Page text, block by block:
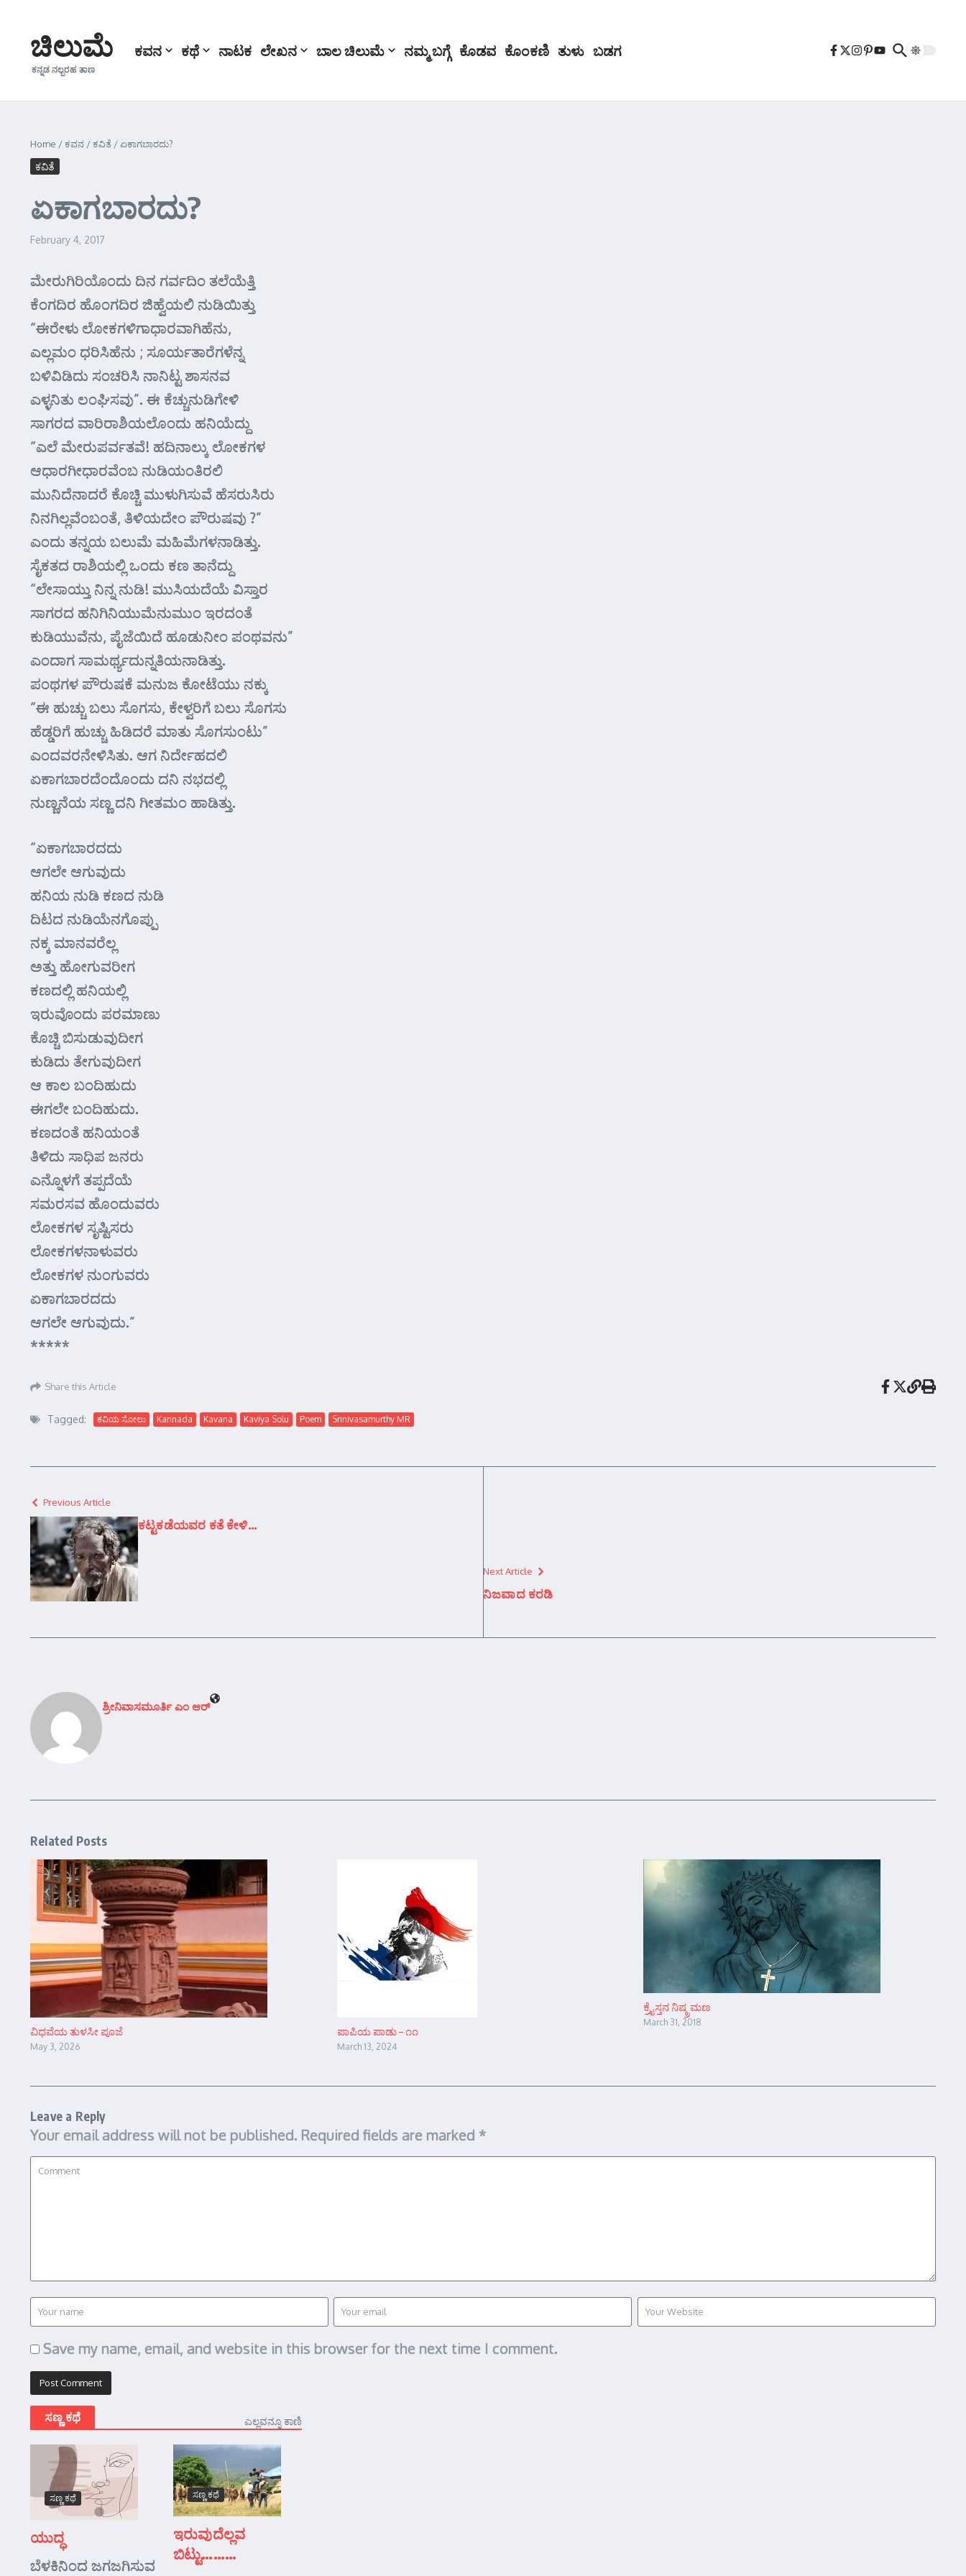
ಚಿಲುಮೆ
ಕನ್ನಡ ನಲ್ಬರಹ ತಾಣ
ಕವನ ಕಥೆ ನಾಟಕ ಲೇಖನ ಬಾಲ ಚಿಲುಮೆ ನಮ್ಮ ಬಗ್ಗೆ ಕೊಡವ ಕೊಂಕಣಿ ತುಳು ಬಡಗ
Home /ಕವನ /ಕವಿತೆ /ಏಕಾಗಬಾರದು?
ಕವಿತೆ
ಏಕಾಗಬಾರದು?
February 4, 2017
ಮೇರುಗಿರಿಯೊಂದು ದಿನ ಗರ್ವದಿಂ ತಲೆಯೆತ್ತಿ
ಕೆಂಗದಿರ ಹೊಂಗದಿರ ಜಿಹ್ವೆಯಲಿ ನುಡಿಯಿತ್ತು
“ಈರೇಳು ಲೋಕಗಳಿಗಾಧಾರವಾಗಿಹೆನು,
ಎಲ್ಲಮಂ ಧರಿಸಿಹೆನು ; ಸೂರ್ಯತಾರೆಗಳೆನ್ನ
ಬಳಿವಿಡಿದು ಸಂಚರಿಸಿ ನಾನಿಟ್ಟ ಶಾಸನವ
ಎಳ್ಳನಿತು ಲಂಘಿಸವು”. ಈ ಕೆಚ್ಚುನುಡಿಗೇಳಿ
ಸಾಗರದ ವಾರಿರಾಶಿಯಲೊಂದು ಹನಿಯೆದ್ದು
“ಎಲೆ ಮೇರುಪರ್ವತವೆ! ಹದಿನಾಲ್ಕು ಲೋಕಗಳ
ಆಧಾರಗೀಧಾರವೆಂಬ ನುಡಿಯಂತಿರಲಿ
ಮುನಿದೆನಾದರೆ ಕೊಚ್ಚಿ ಮುಳುಗಿಸುವೆ ಹೆಸರುಸಿರು
ನಿನಗಿಲ್ಲವೆಂಬಂತೆ, ತಿಳಿಯದೇಂ ಪೌರುಷವು ?”
ಎಂದು ತನ್ನಯ ಬಲುಮೆ ಮಹಿಮೆಗಳನಾಡಿತ್ತು.
ಸೈಕತದ ರಾಶಿಯಲ್ಲಿ ಒಂದು ಕಣ ತಾನೆದ್ದು
“ಲೇಸಾಯ್ತು ನಿನ್ನ ನುಡಿ! ಮುಸಿಯದೆಯೆ ವಿಸ್ತಾರ
ಸಾಗರದ ಹನಿಗಿನಿಯುಮೆನುಮುಂ ಇರದಂತೆ
ಕುಡಿಯುವೆನು, ಪೈಜೆಯಿದೆ ಹೂಡುನೀಂ ಪಂಥವನು”
ಎಂದಾಗ ಸಾಮರ್ಥ್ಯದುನ್ನತಿಯನಾಡಿತ್ತು.
ಪಂಥಗಳ ಪೌರುಷಕೆ ಮನುಜ ಕೋಟೆಯು ನಕ್ಕು
“ಈ ಹುಚ್ಚು ಬಲು ಸೊಗಸು, ಕೇಳ್ವರಿಗೆ ಬಲು ಸೊಗಸು
ಹೆಡ್ಡರಿಗೆ ಹುಚ್ಚು ಹಿಡಿದರೆ ಮಾತು ಸೊಗಸುಂಟು”
ಎಂದವರನೇಳಿಸಿತು. ಆಗ ನಿರ್ದೇಹದಲಿ
ಏಕಾಗಬಾರದೆಂದೊಂದು ದನಿ ನಭದಲ್ಲಿ
ನುಣ್ಣನೆಯ ಸಣ್ಣ ದನಿ ಗೀತಮಂ ಹಾಡಿತ್ತು.
“ಏಕಾಗಬಾರದದು
ಆಗಲೇ ಆಗುವುದು
ಹನಿಯ ನುಡಿ ಕಣದ ನುಡಿ
ದಿಟದ ನುಡಿಯೆನಗೊಪ್ಪು
ನಕ್ಕ ಮಾನವರೆಲ್ಲ
ಅತ್ತು ಹೋಗುವರೀಗ
ಕಣದಲ್ಲಿ ಹನಿಯಲ್ಲಿ
ಇರುವೊಂದು ಪರಮಾಣು
ಕೊಚ್ಚಿ ಬಿಸುಡುವುದೀಗ
ಕುಡಿದು ತೇಗುವುದೀಗ
ಆ ಕಾಲ ಬಂದಿಹುದು
ಈಗಲೇ ಬಂದಿಹುದು.
ಕಣದಂತೆ ಹನಿಯಂತೆ
ತಿಳಿದು ಸಾಧಿಪ ಜನರು
ಎನ್ನೊಳಗೆ ತಪ್ಪದೆಯೆ
ಸಮರಸವ ಹೊಂದುವರು
ಲೋಕಗಳ ಸೃಷ್ಟಿಸರು
ಲೋಕಗಳನಾಳುವರು
ಲೋಕಗಳ ನುಂಗುವರು
ಏಕಾಗಬಾರದದು
ಆಗಲೇ ಆಗುವುದು.”
*****
Share this Article
Tagged: ಕವಿಯ ಸೋಲು Kannada Kavana Kaviya Solu Poem Srinivasamurthy MR
Previous Article
ಕಟ್ಟಕಡೆಯವರ ಕತೆ ಕೇಳಿ…
Next Article
ನಿಜವಾದ ಕರಡಿ
ಶ್ರೀನಿವಾಸಮೂರ್ತಿ ಎಂ ಆರ್
Related Posts
ವಿಧವೆಯ ತುಳಸೀ ಪೂಜೆ
May 3, 2026
ಪಾಪಿಯ ಪಾಡು – ೧೧
March 13, 2024
ಕ್ರೈಸ್ತನ ನಿಷ್ಕ್ರಮಣ
March 31, 2018
Leave a Reply
Your email address will not be published. Required fields are marked *
Save my name, email, and website in this browser for the next time I comment.
ಸಣ್ಣ ಕಥೆ ಎಲ್ಲವನ್ನೂ ಕಾಣಿ
ಸಣ್ಣ ಕಥೆ
ಯುದ್ಧ
ಬೆಳಕಿನಿಂದ ಜಗಜಗಿಸುವ
ಸಣ್ಣ ಕಥೆ
ಇರುವುದೆಲ್ಲವ
ಬಿಟ್ಟು………